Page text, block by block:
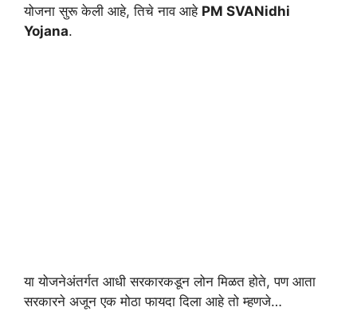
योजना सुरू केली आहे, तिचे नाव आहे PM SVANidhi
Yojana.
या योजनेअंतर्गत आधी सरकारकडून लोन मिळत होते, पण आता
सरकारने अजून एक मोठा फायदा दिला आहे तो म्हणजे…